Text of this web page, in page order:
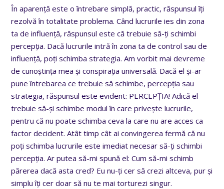
În aparență este o întrebare simplă, practic, răspunsul îți
rezolvă în totalitate problema. Când lucrurile ies din zona
ta de influență, răspunsul este că trebuie să-ți schimbi
percepția. Dacă lucrurile intră în zona ta de control sau de
influență, poți schimba strategia. Am vorbit mai devreme
de cunoștința mea și conspirația universală. Dacă el și-ar
pune întrebarea ce trebuie să schimbe, percepția sau
strategia, răspunsul este evident: PERCEPȚIA! Adică el
trebuie să-și schimbe modul în care privește lucrurile,
pentru că nu poate schimba ceva la care nu are acces ca
factor decident. Atât timp cât ai convingerea fermă că nu
poți schimba lucrurile este imediat necesar să-ți schimbi
percepția. Ar putea să-mi spună el: Cum să-mi schimb
părerea dacă asta cred? Eu nu-ți cer să crezi altceva, pur și
simplu îți cer doar să nu te mai torturezi singur.